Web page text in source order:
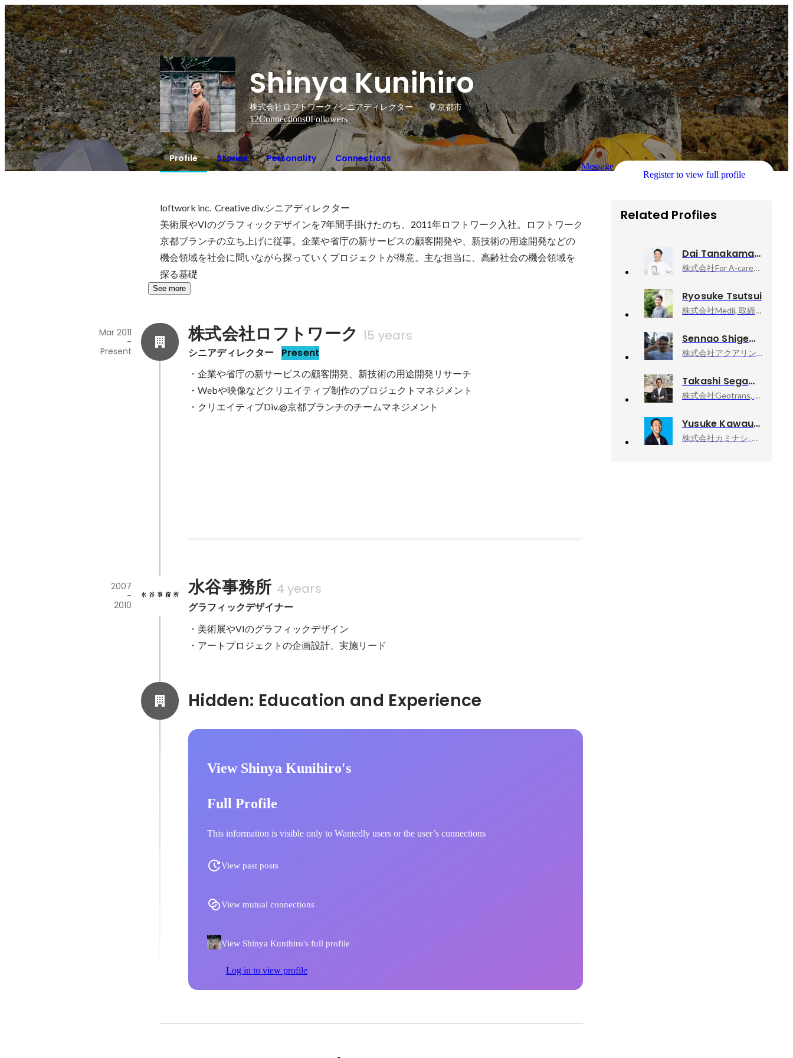
Shinya Kunihiro
株式会社ロフトワーク / シニアディレクター
京都市
12Connections0Followers
Profile Stories Personality Connections
Message
Register to view full profile
loftwork inc.  Creative div.シニアディレクター
美術展やVIのグラフィックデザインを7年間手掛けたのち、2011年ロフトワーク入社。ロフトワーク
京都ブランチの立ち上げに従事。企業や省庁の新サービスの顧客開発や、新技術の用途開発などの
機会領域を社会に問いながら探っていくプロジェクトが得意。主な担当に、高齢社会の機会領域を
探る基礎
See more
株式会社ロフトワーク 15 years
シニアディレクター Present
Mar 2011
-
Present
・企業や省庁の新サービスの顧客開発、新技術の用途開発リサーチ
・Webや映像などクリエイティブ制作のプロジェクトマネジメント
・クリエイティブDiv.@京都ブランチのチームマネジメント
水谷事務所 4 years
グラフィックデザイナー
2007
-
2010
・美術展やVIのグラフィックデザイン
・アートプロジェクトの企画設計、実施リード
View Shinya Kunihiro's
Full Profile
This information is visible only to Wantedly users or the user’s connections
View past posts
View mutual connections
View Shinya Kunihiro's full profile
Log in to view profile
Related Profiles
Dai Tanakamaru
株式会社For A-career, 執行役員 兼 人事部長
Ryosuke Tsutsui
株式会社Medii, 取締役 執行役員COO
Sennao Shigemori
株式会社アクアリング, 代表取締役社長 Producer
Takashi Segawa
株式会社Geotrans, 代表取締役
Yusuke Kawauchi
株式会社カミナシ, 取締役COO